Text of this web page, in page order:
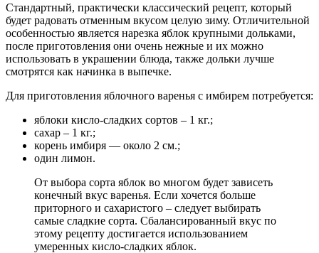
Стандартный, практически классический рецепт, который
будет радовать отменным вкусом целую зиму. Отличительной
особенностью является нарезка яблок крупными дольками,
после приготовления они очень нежные и их можно
использовать в украшении блюда, также дольки лучше
смотрятся как начинка в выпечке.
Для приготовления яблочного варенья с имбирем потребуется:
яблоки кисло-сладких сортов – 1 кг.;
сахар – 1 кг.;
корень имбиря — около 2 см.;
один лимон.
От выбора сорта яблок во многом будет зависеть
конечный вкус варенья. Если хочется больше
приторного и сахаристого – следует выбирать
самые сладкие сорта. Сбалансированный вкус по
этому рецепту достигается использованием
умеренных кисло-сладких яблок.